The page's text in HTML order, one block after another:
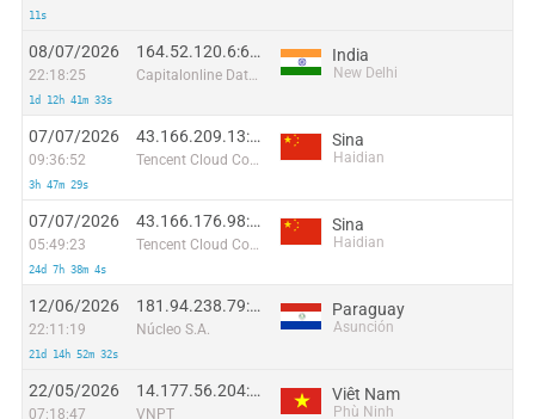
11s
08/07/2026
22:18:25
1d 12h 41m 33s
164.52.120.6:60734
Capitalonline Data Service (HK) Co
India
New Delhi
07/07/2026
09:36:52
3h 47m 29s
43.166.209.13:50059
Tencent Cloud Computing (Beijing) Co
Sina
Haidian
07/07/2026
05:49:23
24d 7h 38m 4s
43.166.176.98:59481
Tencent Cloud Computing (Beijing) Co
Sina
Haidian
12/06/2026
22:11:19
21d 14h 52m 32s
181.94.238.79:65275
Núcleo S.A.
Paraguay
Asunción
22/05/2026
07:18:47
14.177.56.204:53431
VNPT
Viêt Nam
Phù Ninh